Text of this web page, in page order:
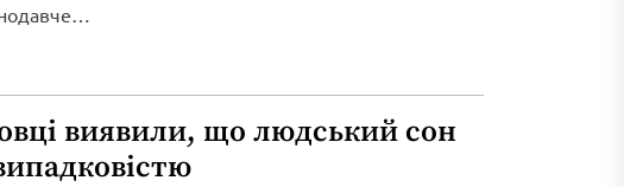
виявили, що людський сон